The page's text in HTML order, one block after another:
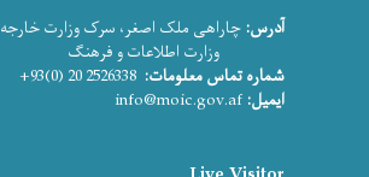
آدرس: چاراهی ملک اصغر، سرک وزارت خارجه
وزارت اطلاعات و فرهنگ
شماره تماس معلومات:
ایمیل: